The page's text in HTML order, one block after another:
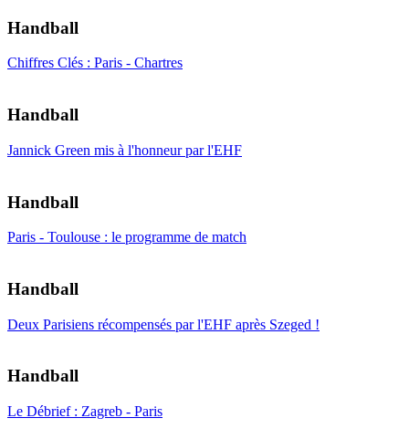
Handball
Chiffres Clés : Paris - Chartres
Handball
Jannick Green mis à l'honneur par l'EHF
Handball
Paris - Toulouse : le programme de match
Handball
Deux Parisiens récompensés par l'EHF après Szeged !
Handball
Le Débrief : Zagreb - Paris